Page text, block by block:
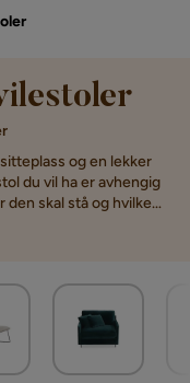
og en lekker
du vil ha er avhengig
den skal stå og hvilken
type lenestol du er
foran tv-en til
med sitt utseende.
finn dine favoritter!